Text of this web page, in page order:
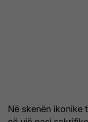
Në skenën ikonike